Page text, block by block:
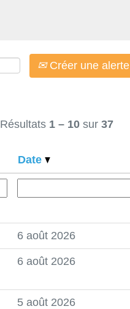
Créer une alerte
Résultats 1 – 10 sur 37
Date
6 août 2026
6 août 2026
5 août 2026